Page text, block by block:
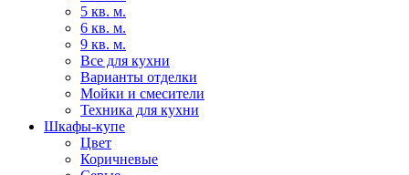
5 кв. м.
6 кв. м.
9 кв. м.
Все для кухни
Варианты отделки
Мойки и смесители
Техника для кухни
Шкафы-купе
Цвет
Коричневые